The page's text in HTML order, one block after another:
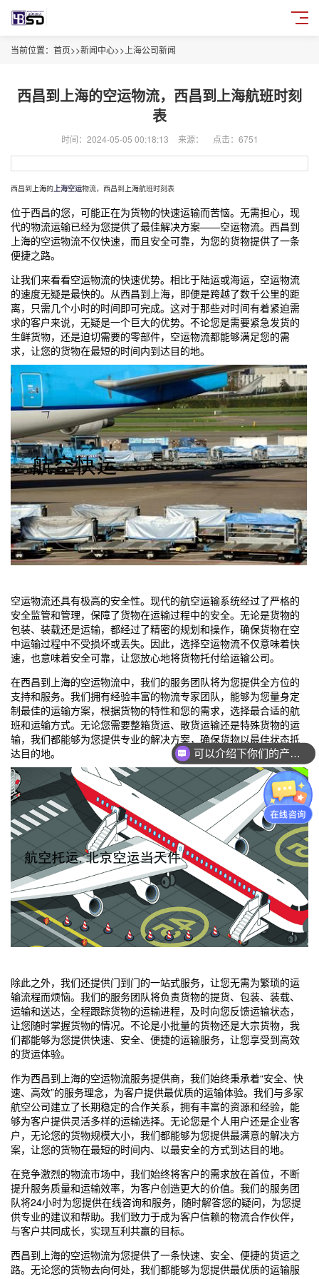
当前位置： 首页>>新闻中心>> 上海公司新闻
西昌到上海的空运物流，西昌到上海航班时刻
表
时间：2024-05-05 00:18:13 来源： 点击：6751
西昌到 上海的上海空运物流，西昌到 上海航班时刻表
位于西昌的您，可能正在为货物的快速运输而苦恼。无需担心，现
代的物流运输已经为您提供了最佳解决方案——空运物流。西昌到
上海的空运物流不仅快速，而且安全可靠，为您的货物提供了一条
便捷之路。
让我们来看看空运物流的快速优势。相比于陆运或海运，空运物流
的速度无疑是最快的。从西昌到 上海，即便是跨越了数千公里的距
离，只需几个小时的时间即可完成。这对于那些对时间有着紧迫需
求的客户来说，无疑是一个巨大的优势。不论您是需要紧急发货的
生鲜货物，还是迫切需要的零部件，空运物流都能够满足您的需
求，让您的货物在最短的时间内到达目的地。
空运物流还具有极高的安全性。现代的航空运输系统经过了严格的
安全监管和管理，保障了货物在运输过程中的安全。无论是货物的
包装、装载还是运输，都经过了精密的规划和操作，确保货物在空
中运输过程中不受损坏或丢失。因此，选择空运物流不仅意味着快
速，也意味着安全可靠，让您放心地将货物托付给运输公司。
在西昌到 上海的空运物流中，我们的服务团队将为您提供全方位的
支持和服务。我们拥有经验丰富的物流专家团队，能够为您量身定
制最佳的运输方案，根据货物的特性和您的需求，选择最合适的航
班和运输方式。无论您需要整箱货运、散货运输还是特殊货物的运
输，我们都能够为您提供专业的解决方案，确保货物以最佳状态抵
达目的地。
除此之外，我们还提供门到门的一站式服务，让您无需为繁琐的运
输流程而烦恼。我们的服务团队将负责货物的提货、包装、装载、
运输和送达，全程跟踪货物的运输进程，及时向您反馈运输状态，
让您随时掌握货物的情况。不论是小批量的货物还是大宗货物，我
们都能够为您提供快速、安全、便捷的运输服务，让您享受到高效
的货运体验。
作为西昌到 上海的空运物流服务提供商，我们始终秉承着“安全、快
速、高效”的服务理念，为客户提供最优质的运输体验。我们与多家
航空公司建立了长期稳定的合作关系，拥有丰富的资源和经验，能
够为客户提供灵活多样的运输选择。无论您是个人用户还是企业客
户，无论您的货物规模大小，我们都能够为您提供最满意的解决方
案，让您的货物在最短的时间内、以最安全的方式到达目的地。
在竞争激烈的物流市场中，我们始终将客户的需求放在首位，不断
提升服务质量和运输效率，为客户创造更大的价值。我们的服务团
队将24小时为您提供在线咨询和服务，随时解答您的疑问，为您提
供专业的建议和帮助。我们致力于成为客户信赖的物流合作伙伴，
与客户共同成长，实现互利共赢的目标。
西昌到 上海的空运物流为您提供了一条快速、安全、便捷的货运之
路。无论您的货物去向何处，我们都能够为您提供最优质的运输服
可以介绍下你们的产品么？